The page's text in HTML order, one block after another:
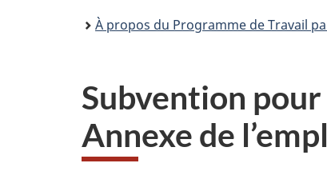
À propos du Programme de Travail
Subvention
Annexe de